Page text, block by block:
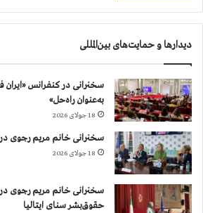
دیدارها و حمایت‌های بین‌المللی
سخنرانی در کنفرانس «ایران
به‌عنوان راه‌حل»
18 جولای 2026
سخنرانی خانم مریم رجوی در
18 جولای 2026
سخنرانی خانم مریم رجوی
حقوق‌بشر سنای ایتالیا